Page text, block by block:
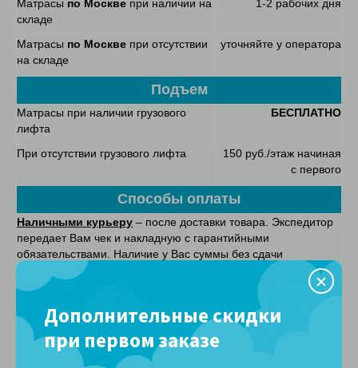
Матрасы по Москве при наличии на
складе
1-2 рабочих дня
Матрасы по Москве при отсутствии
на складе
уточняйте у оператора
Подъем
Матрасы при наличии грузового
лифта
БЕСПЛАТНО
При отсутствии грузового лифта
150 руб./этаж начиная
с первого
Способы оплаты
Наличными курьеру – после доставки товара. Экспедитор
передает Вам чек и накладную с гарантийными
обязательствами. Наличие у Вас суммы без сдачи
значительно сократит время передачи товара.
Банковской картой курьеру
- после доставки товара. В
случае оплаты картой, указывать эту информацию в бланке
заказа в комментарии. У экспедитора будет при себе
терминал для приема оплаты банковской картой.
Дополнительные скидки
при первом заказе